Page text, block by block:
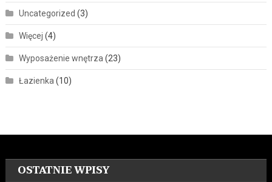
Uncategorized (3)
Więcej (4)
Wyposażenie wnętrza (23)
Łazienka (10)
OSTATNIE WPISY